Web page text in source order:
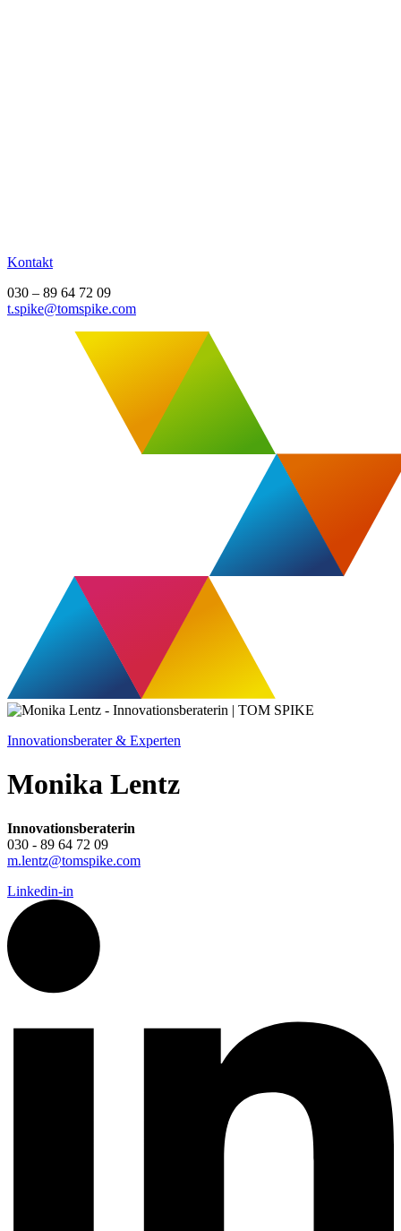
Kontakt
030 – 89 64 72 09
t.spike@tomspike.com
Innovationsberater & Experten
Monika Lentz
Innovationsberaterin
030 - 89 64 72 09
m.lentz@tomspike.com
Linkedin-in